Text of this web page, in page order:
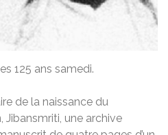
125 ans samedi.
de la naissance du
une archive